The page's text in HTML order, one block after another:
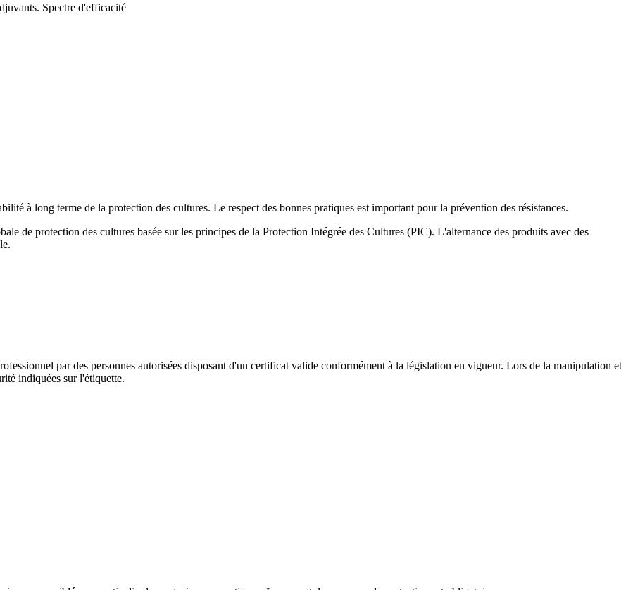
Spectre d'efficacité
à long terme de la protection des cultures. Le respect des bonnes pratiques est important pour la prévention des résistances.
de protection des cultures basée sur les principes de la Protection Intégrée des Cultures (PIC). L'alternance des produits avec des
par des personnes autorisées disposant d'un certificat valide conformément à la législation en vigueur. Lors de la manipulation et
indiquées sur l'étiquette.